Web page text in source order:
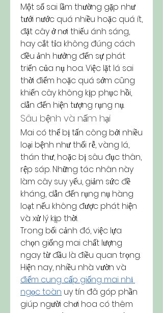
Một số sai lầm thường gặp như
tưới nước quá nhiều hoặc quá ít,
đặt cây ở nơi thiếu ánh sáng,
hay cắt tỉa không đúng cách
đều ảnh hưởng đến sự phát
triển của nụ hoa. Việc lặt lá sai
thời điểm hoặc quá sớm cũng
khiến cây không kịp phục hồi,
dẫn đến hiện tượng rụng nụ.
Sâu bệnh và nấm hại
Mai có thể bị tấn công bởi nhiều
loại bệnh như thối rễ, vàng lá,
thán thư, hoặc bị sâu đục thân,
rệp sáp. Những tác nhân này
làm cây suy yếu, giảm sức đề
kháng, dẫn đến rụng nụ hàng
loạt nếu không được phát hiện
và xử lý kịp thời.
Trong bối cảnh đó, việc lựa
chọn giống mai chất lượng
ngay từ đầu là điều quan trọng.
điểm cung cấp giống mai nhị
ngọc toàn uy tín đã góp phần
giúp người chơi hoa có thêm